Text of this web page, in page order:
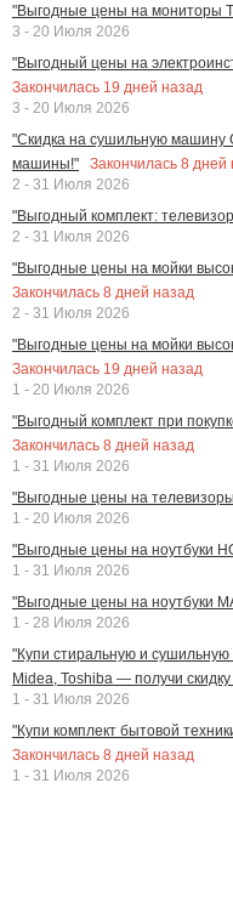
"Выгодные цены на мониторы
3 - 20 Июля 2026
"Выгодный цены на
Закончилась 19 дней назад
3 - 20 Июля 2026
"Скидка на сушильную машину
машины!"
Закончилась 8 дней
2 - 31 Июля 2026
"Выгодный комплект:
2 - 31 Июля 2026
"Выгодные цены на мойки
Закончилась 8 дней назад
2 - 31 Июля 2026
"Выгодные цены на мойки
Закончилась 19 дней назад
1 - 20 Июля 2026
"Выгодный комплект при
Закончилась 8 дней назад
1 - 31 Июля 2026
"Выгодные цены на
1 - 20 Июля 2026
"Выгодные цены на ноутбуки
1 - 31 Июля 2026
"Выгодные цены на ноутбуки
1 - 28 Июля 2026
"Купи стиральную и
Midea, Toshiba — получи
1 - 31 Июля 2026
"Купи комплект бытовой
Закончилась 8 дней назад
1 - 31 Июля 2026